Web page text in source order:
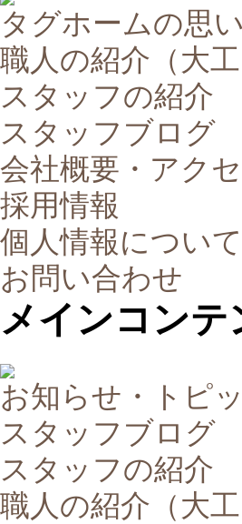
タグホームの思い
職人の紹介（大工
スタッフの紹介
スタッフブログ
会社概要・アク
採用情報
個人情報について
お問い合わせ
メインコンテ
お知らせ・トピ
スタッフブログ
スタッフの紹介
職人の紹介（大工